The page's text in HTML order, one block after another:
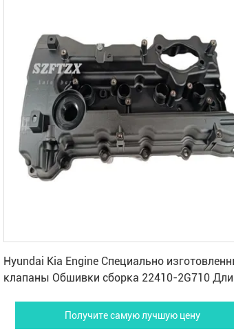
Hyundai Kia Engine Специально
клапаны Обшивки сборка 22410-2G710
Получите самую лучшую цену